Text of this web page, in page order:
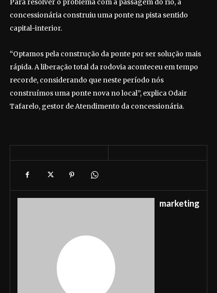
Para resolver o problema com a passagem do rio, a
concessionária construiu uma ponte na pista sentido
capital-interior.
“Optamos pela construção da ponte por ser solução mais
rápida. A liberação total da rodovia aconteceu em tempo
recorde, considerando que neste período nós
construímos uma ponte nova no local”, explica Odair
Tafarelo, gestor de Atendimento da concessionária.
marketing